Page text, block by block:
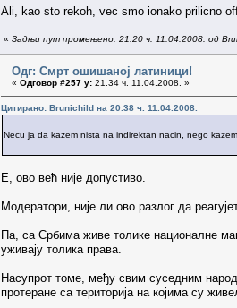
Ali, kao sto rekoh, vec smo ionako prilicno
« Задњи пут промењено: 21.20 ч. 11.04.2008. од
Одг: Смрт ошишаној латиници!
« Одговор #257 у: 21.34 ч. 11.04.2008. »
Цитирано: Brunichild на 20.38 ч. 11.04.2008.
Necu ja da kazem nista na indirektan nacin, nego
Е, ово већ није допустиво.
Модератори, није ли ово разлог да
Па, са Србима живе толике националне
уживају толика права.
Насупрот томе, међу свим суседним
протеране са територија на којима су